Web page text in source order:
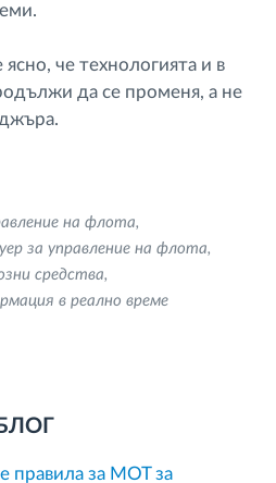
че технологията и в
да се променя, а не
на флота
за управление на флота
средства
в реално време
правила за MOT за